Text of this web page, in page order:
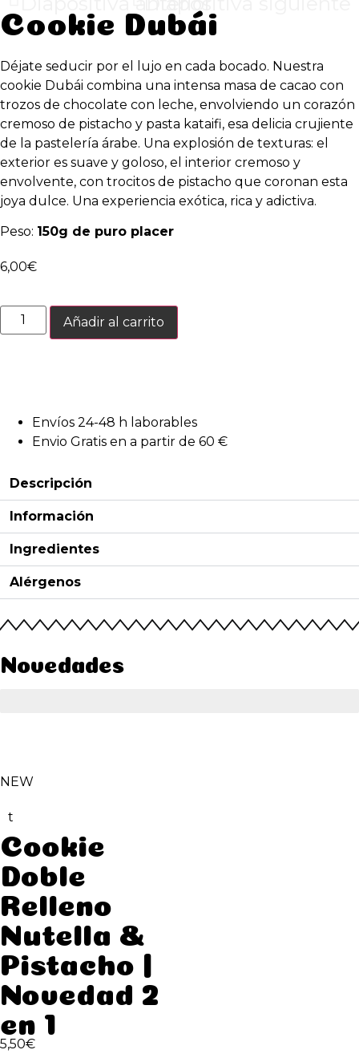
Cookie Dubái
Déjate seducir por el lujo en cada bocado. Nuestra
cookie Dubái combina una intensa masa de cacao con
trozos de chocolate con leche, envolviendo un corazón
cremoso de pistacho y pasta kataifi, esa delicia crujiente
de la pastelería árabe. Una explosión de texturas: el
exterior es suave y goloso, el interior cremoso y
envolvente, con trocitos de pistacho que coronan esta
joya dulce. Una experiencia exótica, rica y adictiva.
Peso: 150g de puro placer
6,00€
Cookie
Dubái
cantidad
Añadir al carrito
Envíos 24-48 h laborables
Envio Gratis en a partir de 60 €
Descripción
Información
Ingredientes
Alérgenos
Novedades
NEW
t
Cookie
Doble
Relleno
Nutella &
Pistacho |
Novedad 2
en 1
5,50€